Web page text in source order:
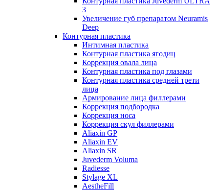
3
Увеличение губ препаратом Neuramis
Deep
Контурная пластика
Интимная пластика
Контурная пластика ягодиц
Коррекция овала лица
Контурная пластика под глазами
Контурная пластика средней трети
лица
Армирование лица филлерами
Коррекция подбородка
Коррекция носа
Коррекция скул филлерами
Aliaxin GP
Aliaxin EV
Aliaxin SR
Juvederm Voluma
Radiesse
Stylage XL
AestheFill